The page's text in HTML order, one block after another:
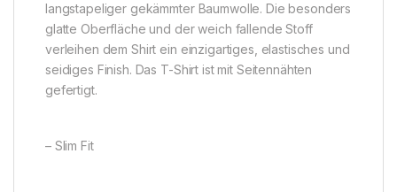
langstapeliger gekämmter Baumwolle. Die besonders
glatte Oberfläche und der weich fallende Stoff
verleihen dem Shirt ein einzigartiges, elastisches und
seidiges Finish. Das T-Shirt ist mit Seitennähten
gefertigt.
– Slim Fit